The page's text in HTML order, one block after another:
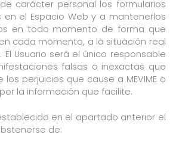
carácter personal los formularios
en el Espacio Web y a mantenerlos
en todo momento de forma que
cada momento, a la situación real
El Usuario será el único responsable
falsas o inexactas que
los perjuicios que cause a MEVIME o
la información que facilite.
en el apartado anterior el
de: